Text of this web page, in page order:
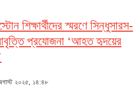
শিক্ষার্থীদের স্মরণে সিন্ধুসারস-
প্রযোজনা ‘আহত হৃদয়ের
২০২৫, ১৪:৪৮